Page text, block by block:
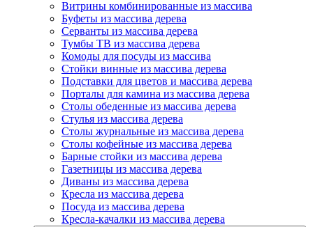
Витрины комбинированные из массива
Буфеты из массива дерева
Серванты из массива дерева
Тумбы ТВ из массива дерева
Комоды для посуды из массива
Стойки винные из массива дерева
Подставки для цветов и массива дерева
Порталы для камина из массива дерева
Столы обеденные из массива дерева
Стулья из массива дерева
Столы журнальные из массива дерева
Столы кофейные из массива дерева
Барные стойки из массива дерева
Газетницы из массива дерева
Диваны из массива дерева
Кресла из массива дерева
Посуда из массива дерева
Кресла-качалки из массива дерева